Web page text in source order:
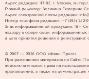
Адрес редакции: 117105, г. Москва,
Главный редактор: Великина Екатерина
Адрес электронной почты редакции:
Номер телефона редакции: +7 (495) 252-
Знак информационной продукции: 16+
надзору в сфере связи, информационных
и дата принятия решения о
© 2007 — 2026 ООО «Фэшн Пресс»
При размещении материалов на Сайте
неисключительные права на
произведений, а также на демонстрацию